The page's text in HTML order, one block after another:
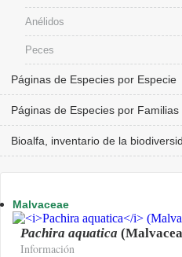
Anélidos
Peces
Páginas de Especies por Especie
Páginas de Especies por Familias
Bioalfa, inventario de la
Malvaceae
Pachira aquatica
Información